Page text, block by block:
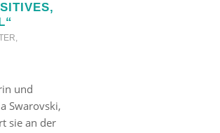
,
und
Swarovski,
sie an der